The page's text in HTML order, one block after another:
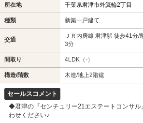
所在地 千葉県君津市外箕輪2丁目
種類 新築一戸建て
交通
ＪＲ内房線 君津駅 徒歩41分
3分
間取り 4LDK（-）
構造/階数 木造/地上2階建
セールスコメント
◆君津の『センチュリー21エステートコンサル
わせください♪